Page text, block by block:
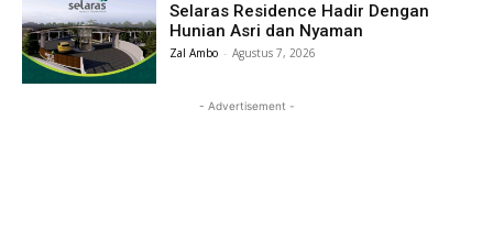
Selaras Residence Hadir Dengan
Hunian Asri dan Nyaman
Zal Ambo - Agustus 7, 2026
- Advertisement -